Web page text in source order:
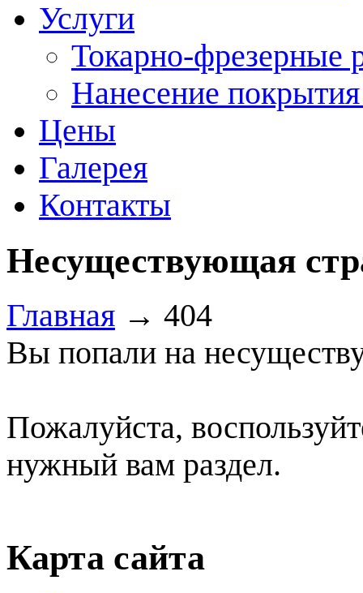
Услуги
Токарно-фрезерные
Нанесение
Цены
Галерея
Контакты
Несуществующая
Главная → 404
Вы попали на
Пожалуйста,
нужный вам раздел.
Карта сайта